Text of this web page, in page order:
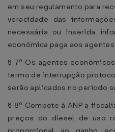
em seu regulamento para
veracidade das
necessária ou inserida
econômica paga aos
§ 7º Os agentes
termo de interrupção
serão aplicados no período
§ 8º Compete à ANP a
preços do diesel de uso